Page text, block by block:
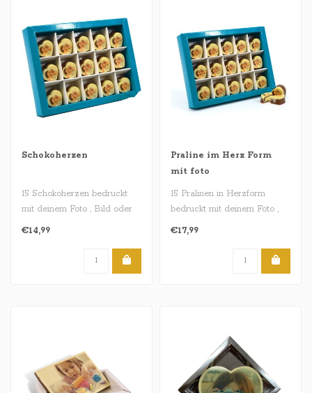
Schokoherzen
15 Schokoherzen bedruckt
mit deinem Foto , Bild oder
Logo . Unsere Schokoherzen
€14,99
Praline im Herz Form
mit foto
15 Pralinen in Herzform
bedruckt mit deinem Foto ,
Bild oder Logo . Unsere
€17,99